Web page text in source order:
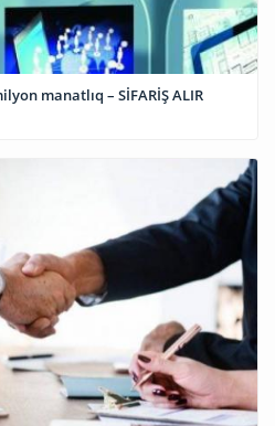
manatlıq – SİFARİŞ ALIR